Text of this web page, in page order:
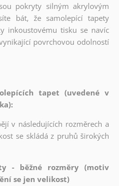
pokryty silným akrylovým
bát, že samolepící tapety
inkoustovému tisku se navíc
povrchovou odolností
tapet (uvedené v
v následujících rozměrech a
se skládá z pruhů širokých
- běžné rozměry (motiv
se jen velikost)